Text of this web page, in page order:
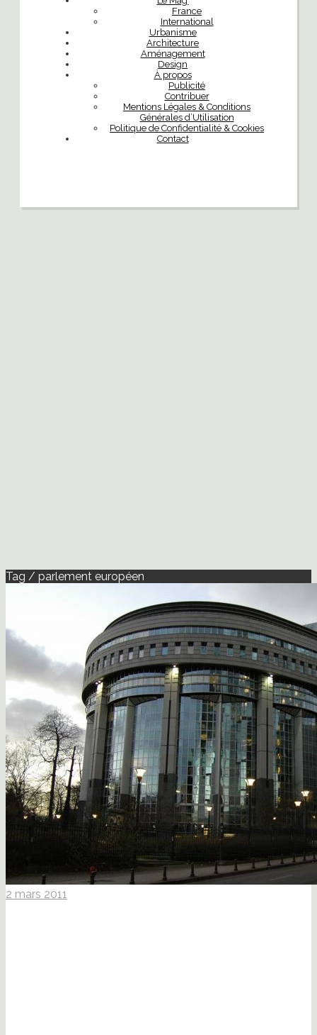
France
International
Urbanisme
Architecture
Aménagement
Design
À propos
Publicité
Contribuer
Mentions Légales & Conditions
Générales d’Utilisation
Politique de Confidentialité & Cookies
Contact
Tag / parlement européen
2 mars 2011